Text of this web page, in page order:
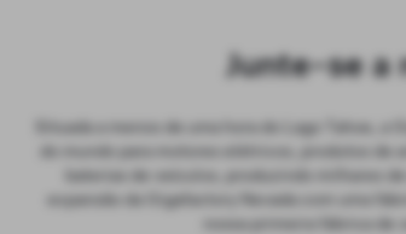
Junte-se a
Situada a menos de uma hora do Lago Tahoe, a
do mundo para motores elétricos, produtos de
baterias de veículos, produzindo milhares
expansão da Gigafactory Nevada com uma
nossa primeira fábrica de